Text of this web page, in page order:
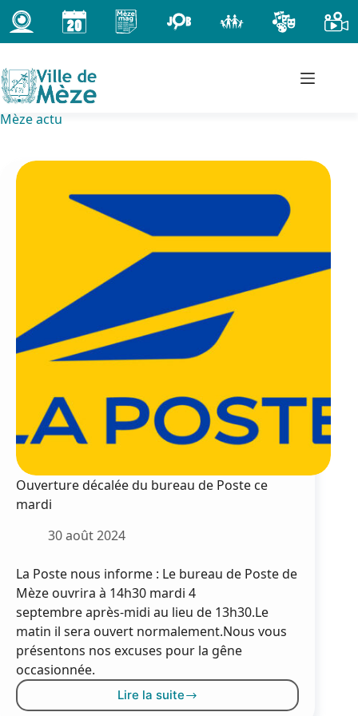
Passer
au
contenu
Mèze actu
Ouverture décalée du bureau de Poste ce
mardi
30 août 2024
La Poste nous informe : Le bureau de Poste de
Mèze ouvrira à 14h30 mardi 4
septembre après-midi au lieu de 13h30.Le
matin il sera ouvert normalement.Nous vous
présentons nos excuses pour la gêne
occasionnée.
Lire la suiteOuverture